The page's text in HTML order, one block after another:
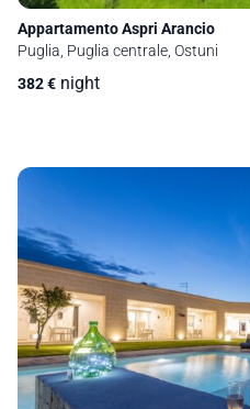
Appartamento Aspri Arancio
Puglia, Puglia centrale, Ostuni
382€ night